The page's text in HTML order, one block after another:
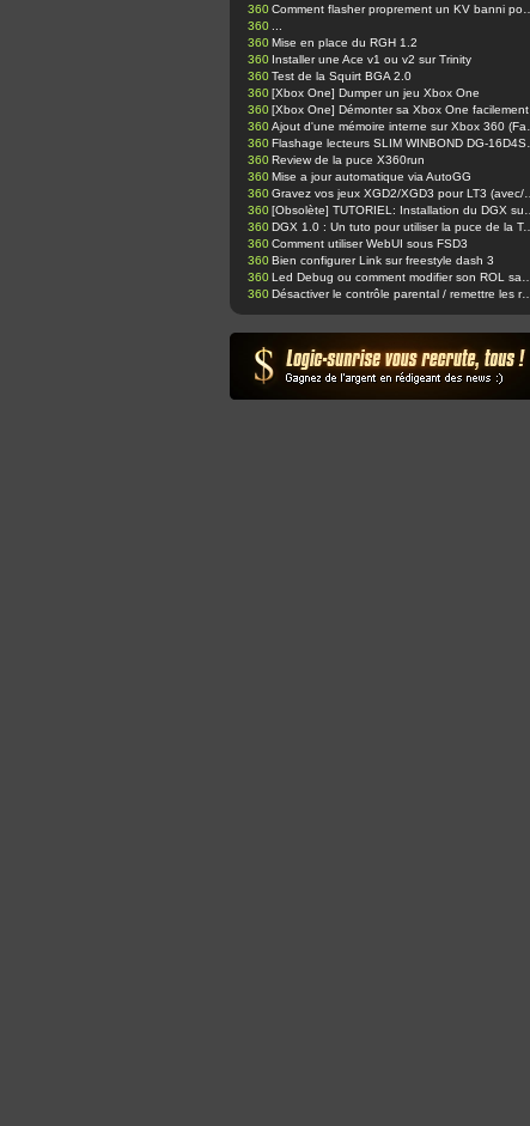
360
360
360Mise en place du RGH 1.2
360 Installer une Ace v1 ou v2 sur Trinity
360Test de la Squirt BGA 2.0
360[Xbox One] Dumper un jeu Xbox One
360[Xbox One] Démonter sa Xbox One facilement
360
360
360Review de la puce X360run
360Mise a jour automatique via AutoGG
360
360
360
DGX 1.0 : Un tuto pour utiliser la puce de la Team Xecuter
360Comment utiliser WebUI sous FSD3
360Bien configurer Link sur freestyle dash 3
360
360
Désactiver le contrôle parental / remettre les réglages d'usine.